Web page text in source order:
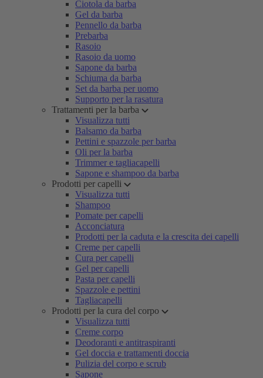
Ciotola da barba
Gel da barba
Pennello da barba
Prebarba
Rasoio
Rasoio da uomo
Sapone da barba
Schiuma da barba
Set da barba per uomo
Supporto per la rasatura
Trattamenti per la barba
Visualizza tutti
Balsamo da barba
Pettini e spazzole per barba
Oli per la barba
Trimmer e tagliacapelli
Sapone e shampoo da barba
Prodotti per capelli
Visualizza tutti
Shampoo
Pomate per capelli
Acconciatura
Prodotti per la caduta e la crescita dei capelli
Creme per capelli
Cura per capelli
Gel per capelli
Pasta per capelli
Spazzole e pettini
Tagliacapelli
Prodotti per la cura del corpo
Visualizza tutti
Creme corpo
Deodoranti e antitraspiranti
Gel doccia e trattamenti doccia
Pulizia del corpo e scrub
Sapone